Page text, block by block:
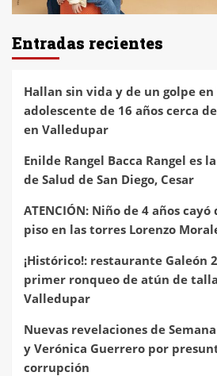
Entradas recientes
Hallan sin vida y de un golpe en
adolescente de 16 años cerca
en Valledupar
Enilde Rangel Bacca Rangel es
de Salud de San Diego, Cesar
ATENCIÓN: Niño de 4 años
piso en las torres Lorenzo
¡Histórico!: restaurante Galeón
primer ronqueo de atún de
Valledupar
Nuevas revelaciones de
y Verónica Guerrero por
corrupción